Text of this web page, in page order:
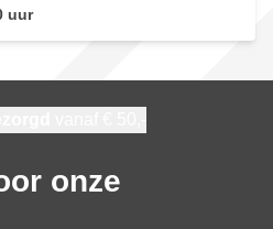
uur
onze